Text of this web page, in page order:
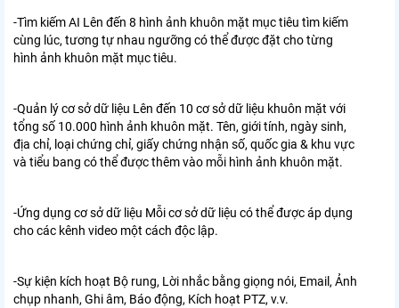
-Tìm kiếm AI Lên đến 8 hình ảnh khuôn mặt mục tiêu tìm kiếm
cùng lúc, tương tự nhau ngưỡng có thể được đặt cho từng
hình ảnh khuôn mặt mục tiêu.
-Quản lý cơ sở dữ liệu Lên đến 10 cơ sở dữ liệu khuôn mặt với
tổng số 10.000 hình ảnh khuôn mặt. Tên, giới tính, ngày sinh,
địa chỉ, loại chứng chỉ, giấy chứng nhận số, quốc gia & khu vực
và tiểu bang có thể đượcthêm vào mỗi hình ảnh khuôn mặt.
-Ứng dụng cơ sở dữ liệu Mỗi cơ sở dữ liệu có thể được áp dụng
cho các kênh video một cách độc lập.
-Sự kiện kích hoạt Bộ rung, Lời nhắc bằng giọng nói, Email, Ảnh
chụp nhanh, Ghi âm, Báo động, Kích hoạt PTZ, v.v.